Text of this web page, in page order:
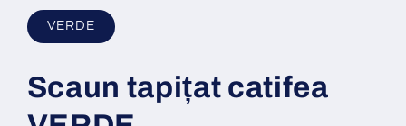
VERDE
Scaun tapițat catifea